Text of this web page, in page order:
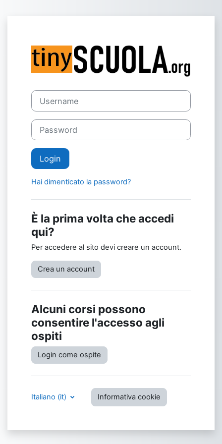
Login su
Vai a creazione account
Username
Password
Login
Hai dimenticato la password?
È la prima volta che accedi
qui?
Per accedere al sito devi creare un account.
Crea un account
Alcuni corsi possono
consentire l'accesso agli
ospiti
Login come ospite
Italiano ‎(it)‎ Informativa cookie